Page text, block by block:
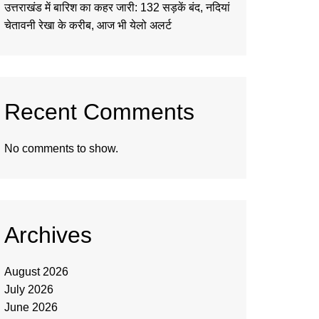
उत्तराखंड में बारिश का कहर जारी: 132 सड़कें बंद, नदियां
चेतावनी रेखा के करीब, आज भी येलो अलर्ट
Recent Comments
No comments to show.
Archives
August 2026
July 2026
June 2026